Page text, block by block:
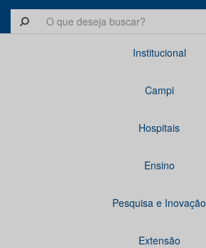
Institucional
Campi
Hospitais
Ensino
Pesquisa e Inovação
Extensão